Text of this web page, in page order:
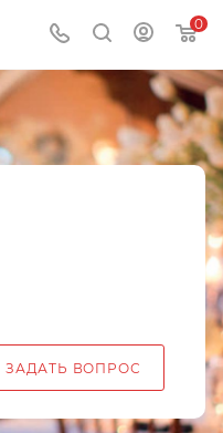
0
ЗАДАТЬ ВОПРОС